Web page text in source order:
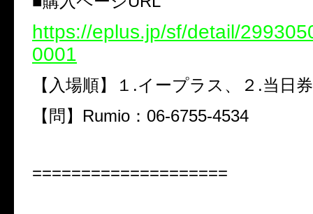
https://eplus.jp/sf/detail/
0001
【入場順】１.イープラス、２.当日券
【問】Rumio：06-6755-4534
====================